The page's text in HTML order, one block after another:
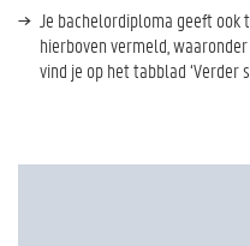
Je bachelordiploma geeft ook
hierboven vermeld,
vind je op het tabblad ‘Verder